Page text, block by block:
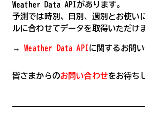
Weather Data APIがあります。
予測では時別、日別、週別とお使い
ルに合わせてデータを取得いただけ
→Weather Data APIに関するお問
皆さまからのお問い合わせをお待ち